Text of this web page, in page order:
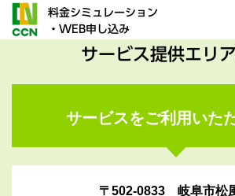
料金シミュレーション
・WEB申し込み
サービス提供エリ
サービスをご利用いた
〒502-0833 岐阜市松